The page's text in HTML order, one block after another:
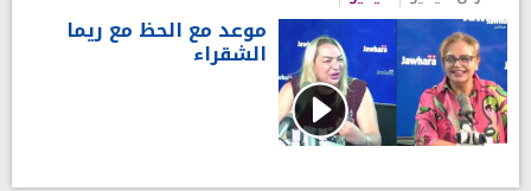
موعد مع الحظ مع ريما
الشقراء